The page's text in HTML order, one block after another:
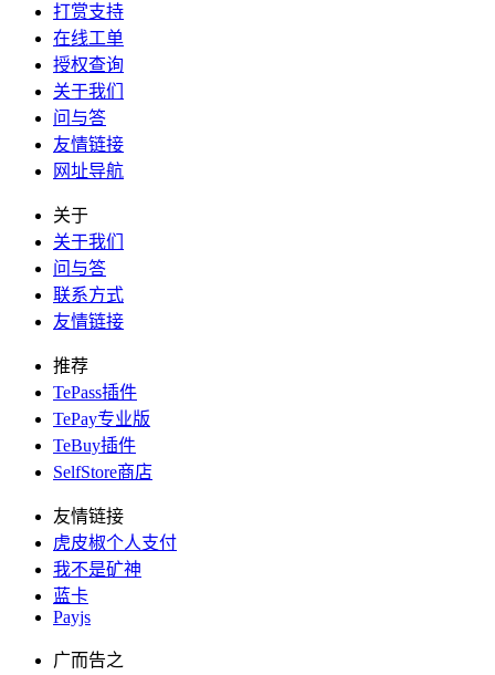
打赏支持
在线工单
授权查询
关于我们
问与答
友情链接
网址导航
关于
关于我们
问与答
联系方式
友情链接
推荐
TePass插件
TePay专业版
TeBuy插件
SelfStore商店
友情链接
虎皮椒个人支付
我不是矿神
蓝卡
Payjs
广而告之